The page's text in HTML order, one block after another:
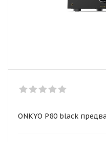
ONKYO P80 black